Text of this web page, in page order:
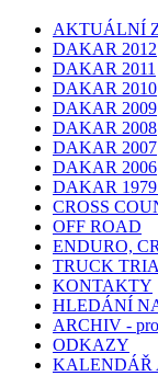
AKTUÁLNÍ
DAKAR 2012
DAKAR 2011
DAKAR 2010
DAKAR 2009
DAKAR 2008
DAKAR 2007
DAKAR 2006
DAKAR 1979
CROSS
OFF ROAD
ENDURO,
TRUCK
KONTAKTY
HLEDÁNÍ
ARCHIV -
ODKAZY
KALENDÁŘ